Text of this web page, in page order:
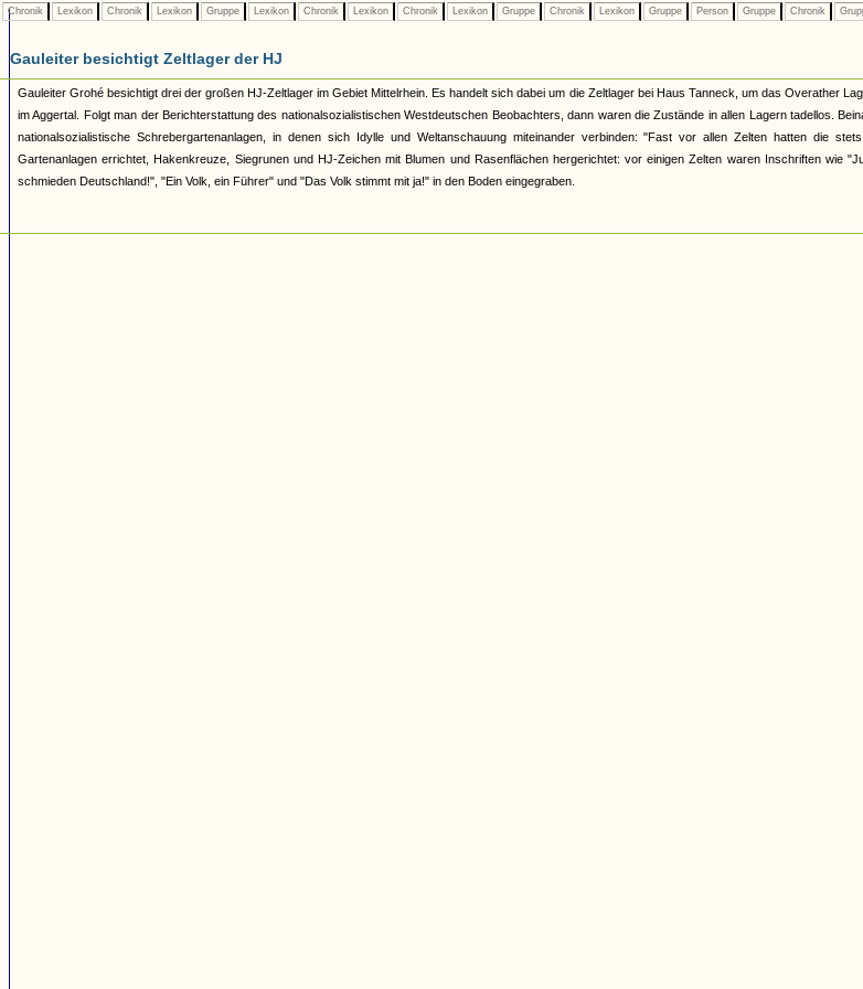
Chronik Lexikon Chronik Lexikon Gruppe Lexikon Chronik Lexikon Chronik Lexikon Gruppe Chronik Lexikon Gruppe Person Gruppe Chronik
Gauleiter besichtigt Zeltlager der HJ
Gauleiter Grohé besichtigt drei der großen HJ-Zeltlager im Gebiet Mittelrhein. Es handelt sich dabei um die Zeltlager bei Haus Tanneck, um das Overather
im Aggertal. Folgt man der Berichterstattung des nationalsozialistischen Westdeutschen Beobachters, dann waren die Zustände in allen Lagern tadellos.
nationalsozialistische Schrebergartenanlagen, in denen sich Idylle und Weltanschauung miteinander verbinden: "Fast vor allen Zelten hatten die
Gartenanlagen errichtet, Hakenkreuze, Siegrunen und HJ-Zeichen mit Blumen und Rasenflächen hergerichtet: vor einigen Zelten waren Inschriften wie
schmieden Deutschland!", "Ein Volk, ein Führer" und "Das Volk stimmt mit ja!" in den Boden eingegraben.